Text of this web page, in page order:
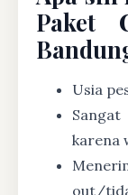
Paket
Usia
karena
out/